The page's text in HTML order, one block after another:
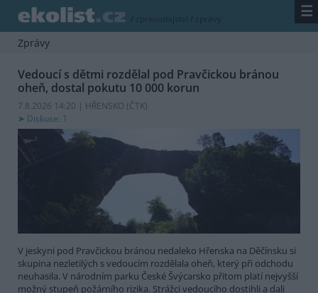
/ zpravodajství / zprávy ☰
Zprávy
Vedoucí s dětmi rozdělal pod Pravčickou bránou
oheň, dostal pokutu 10 000 korun
7.8.2026 14:20 | HŘENSKO (ČTK)
Diskuse: 1
V jeskyni pod Pravčickou bránou nedaleko Hřenska na Děčínsku si
skupina nezletilých s vedoucím rozdělala oheň, který při odchodu
neuhasila. V národním parku České Švýcarsko přitom platí nejvyšší
možný stupeň požárního rizika. Strážci vedoucího dostihli a dali